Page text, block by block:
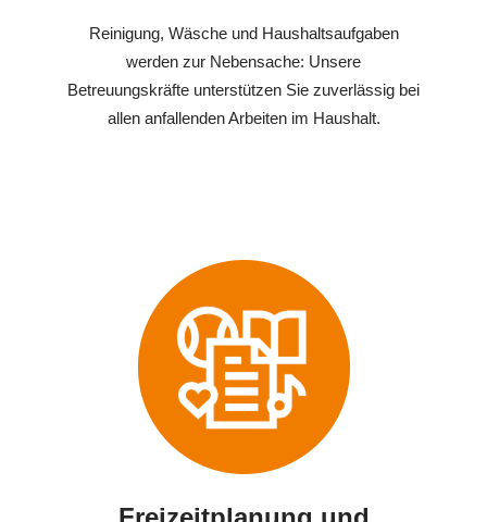
Reinigung, Wäsche und Haushaltsaufgaben
werden zur Nebensache: Unsere
Betreuungskräfte unterstützen Sie zuverlässig bei
allen anfallenden Arbeiten im Haushalt.